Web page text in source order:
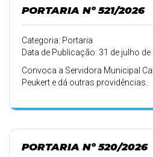
PORTARIA Nº 521/2026
Categoria: Portaria
Data de Publicação: 31 de julho de
Convoca a Servidora Municipal
Peukert e dá outras providências.
PORTARIA Nº 520/2026